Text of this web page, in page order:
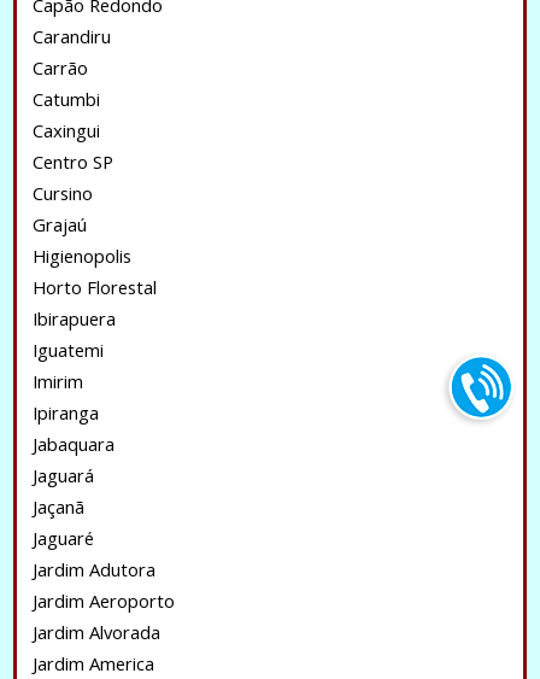
Capão Redondo
Carandiru
Carrão
Catumbi
Caxingui
Centro SP
Cursino
Grajaú
Higienopolis
Horto Florestal
Ibirapuera
Iguatemi
Imirim
Ipiranga
Jabaquara
Jaguará
Jaçanã
Jaguaré
Jardim Adutora
Jardim Aeroporto
Jardim Alvorada
Jardim America